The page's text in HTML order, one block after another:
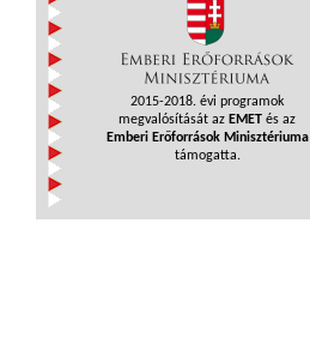
2015-2018. évi programok
megvalósítását az EMET és az
Emberi Erőforrások Minisztériuma
támogatta.